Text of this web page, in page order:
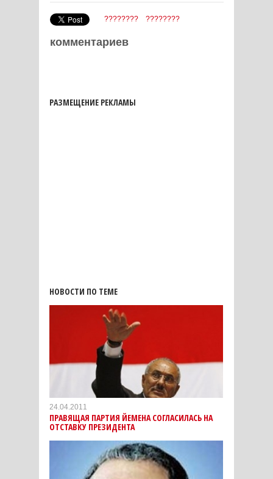
???????? ????????
комментариев
РАЗМЕЩЕНИЕ РЕКЛАМЫ
НОВОСТИ ПО ТЕМЕ
24.04.2011
ПРАВЯЩАЯ ПАРТИЯ ЙЕМЕНА СОГЛАСИЛАСЬ НА
ОТСТАВКУ ПРЕЗИДЕНТА